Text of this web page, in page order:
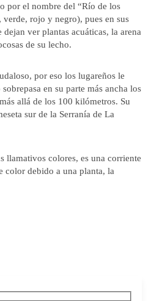
por el nombre del “Río de los
rojo y negro), pues en sus
dejan ver plantas acuáticas, la arena
de su lecho.
por eso los lugareños le
en su parte más ancha los
allá de los 100 kilómetros. Su
sur de la Serranía de La
llamativos colores, es una corriente
color debido a una planta, la